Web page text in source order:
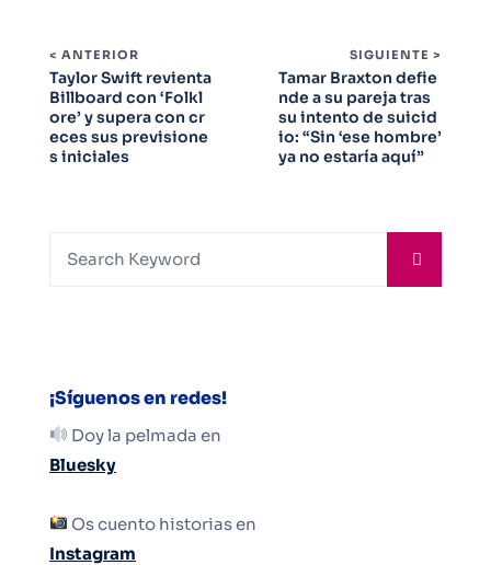
< ANTERIOR
Taylor Swift revienta
Billboard con ‘Folkl
ore’ y supera con cr
eces sus previsione
s iniciales
SIGUIENTE >
Tamar Braxton defie
nde a su pareja tras
su intento de suicid
io: “Sin ‘ese hombre’
ya no estaría aquí”
¡Síguenos en redes!
Doy la pelmada en
Bluesky
Os cuento historias en
Instagram